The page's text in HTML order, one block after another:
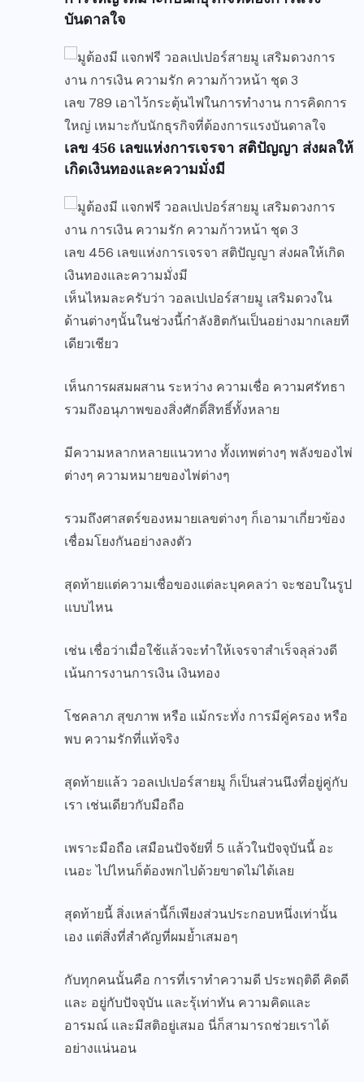
บันดาลใจ
เลข 789 เอาไว้กระตุ้นไฟในการทำงาน การคิดการ
ใหญ่ เหมาะกับนักธุรกิจที่ต้องการแรงบันดาลใจ
เลข 456 เลขแห่งการเจรจา สติปัญญา ส่งผลให้
เกิดเงินทองและความมั่งมี
เลข 456 เลขแห่งการเจรจา สติปัญญา ส่งผลให้เกิด
เงินทองและความมั่งมี
เห็นไหมละครับว่า วอลเปเปอร์สายมู เสริมดวงใน
ด้านต่างๆนั้นในช่วงนี้กำลังฮิตกันเป็นอย่างมากเลยที
เดียวเชียว
เห็นการผสมผสาน ระหว่าง ความเชื่อ ความศรัทธา
รวมถึงอนุภาพของสิ่งศักดิ์สิทธิ์ทั้งหลาย
มีความหลากหลายแนวทาง ทั้งเทพต่างๆ พลังของไพ่
ต่างๆ ความหมายของไพ่ต่างๆ
รวมถึงศาสตร์ของหมายเลขต่างๆ ก็เอามาเกี่ยวข้อง
เชื่อมโยงกันอย่างลงตัว
สุดท้ายแต่ความเชื่อของแต่ละบุคคลว่า จะชอบในรูป
แบบไหน
เช่น เชื่อว่าเมื่อใช้แล้วจะทำให้เจรจาสำเร็จลุล่วงดี
เน้นการงานการเงิน เงินทอง
โชคลาภ สุขภาพ หรือ แม้กระทั่ง การมีคู่ครอง หรือ
พบ ความรักที่แท้จริง
สุดท้ายแล้ว วอลเปเปอร์สายมู ก็เป็นส่วนนึงที่อยู่คู่กับ
เรา เช่นเดียวกับมือถือ
เพราะมือถือ เสมือนปัจจัยที่ 5 แล้วในปัจจุบันนี้ อะ
เนอะ ไปไหนก็ต้องพกไปด้วยขาดไม่ได้เลย
สุดท้ายนี้ สิ่งเหล่านี้ก็เพียงส่วนประกอบหนึ่งเท่านั้น
เอง แต่สิ่งที่สำคัญที่ผมย้ำเสมอๆ
กับทุกคนนั้นคือ การที่เราทำความดี ประพฤติดี คิดดี
และ อยู่กับปัจจุบัน และรุ้เท่าทัน ความคิดและ
อารมณ์ และมีสติอยู่เสมอ นี่ก็สามารถช่วยเราได้
อย่างแน่นอน